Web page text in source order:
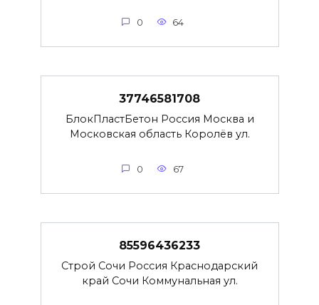
0 64
37746581708
БлокПластБетон Россия Москва и
Московская область Королёв ул.
0 67
85596436233
Строй Сочи Россия Краснодарский
край Сочи Коммунальная ул.